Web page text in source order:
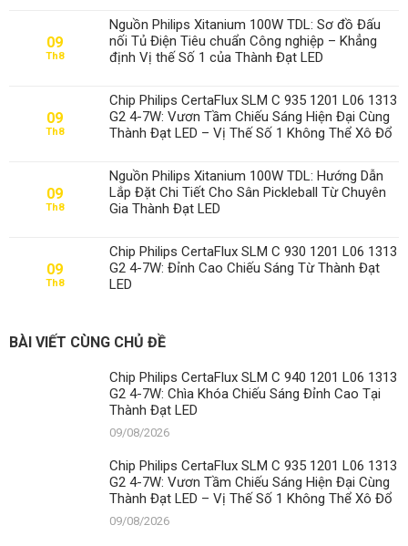
09
Th8
Nguồn Philips Xitanium 100W TDL: Sơ đồ Đấu
nối Tủ Điện Tiêu chuẩn Công nghiệp – Khẳng
định Vị thế Số 1 của Thành Đạt LED
09
Th8
Chip Philips CertaFlux SLM C 935 1201 L06 1313
G2 4-7W: Vươn Tầm Chiếu Sáng Hiện Đại Cùng
Thành Đạt LED – Vị Thế Số 1 Không Thể Xô Đổ
09
Th8
Nguồn Philips Xitanium 100W TDL: Hướng Dẫn
Lắp Đặt Chi Tiết Cho Sân Pickleball Từ Chuyên
Gia Thành Đạt LED
09
Th8
Chip Philips CertaFlux SLM C 930 1201 L06 1313
G2 4-7W: Đỉnh Cao Chiếu Sáng Từ Thành Đạt
LED
BÀI VIẾT CÙNG CHỦ ĐỀ
Chip Philips CertaFlux SLM C 940 1201 L06 1313
G2 4-7W: Chìa Khóa Chiếu Sáng Đỉnh Cao Tại
Thành Đạt LED
09/08/2026
Chip Philips CertaFlux SLM C 935 1201 L06 1313
G2 4-7W: Vươn Tầm Chiếu Sáng Hiện Đại Cùng
Thành Đạt LED – Vị Thế Số 1 Không Thể Xô Đổ
09/08/2026